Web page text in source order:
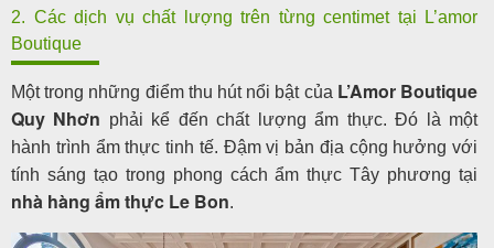
2. Các dịch vụ chất lượng trên từng centimet tại L’amor
Boutique
Một trong những điểm thu hút nổi bật của L’Amor Boutique
Quy Nhơn phải kể đến chất lượng ẩm thực. Đó là một
hành trình ẩm thực tinh tế. Đậm vị bản địa cộng hưởng với
tính sáng tạo trong phong cách ẩm thực Tây phương tại
nhà hàng ẩm thực Le Bon.